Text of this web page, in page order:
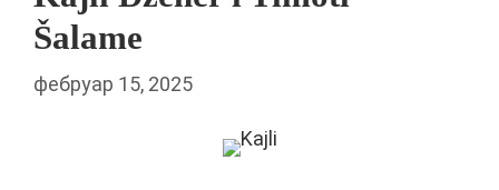
Šalame
фебруар 15, 2025